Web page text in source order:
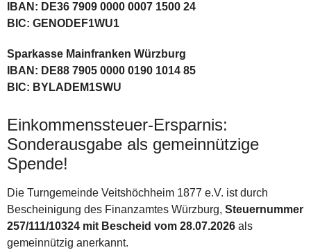
IBAN: DE36 7909 0000 0007 1500 24
BIC: GENODEF1WU1
Sparkasse Mainfranken Würzburg
IBAN: DE88 7905 0000 0190 1014 85
BIC: BYLADEM1SWU
Einkommenssteuer-Ersparnis:
Sonderausgabe als gemeinnützige
Spende!
Die Turngemeinde Veitshöchheim 1877 e.V. ist durch
Bescheinigung des Finanzamtes Würzburg, Steuernummer
257/111/10324 mit Bescheid vom 28.07.2026 als
gemeinnützig anerkannt.